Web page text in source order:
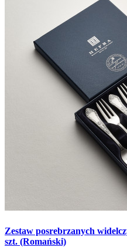
Zestaw posrebrzanych
szt. (Romański)